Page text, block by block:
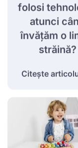
folosi
atunci
învățăm o
străină?
Citește